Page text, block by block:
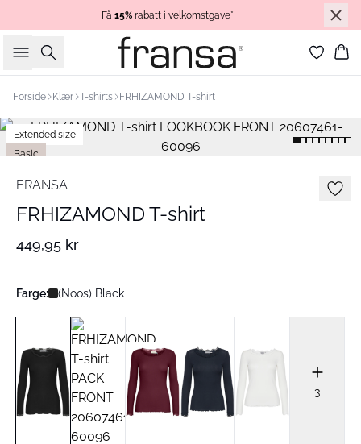
Få 15% rabatt i velkomstgave*
Søk
Forside Klær T-shirts FRHIZAMOND T-shirt
Extended size
Basic
FRANSA
FRHIZAMOND T-shirt
449,95 kr
Farge: (Noos) Black
3